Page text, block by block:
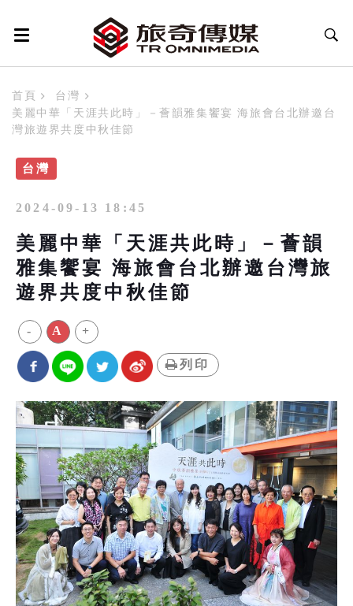
首頁
台灣
美麗中華「天涯共此時」－薈韻雅集饗宴 海旅會台北辦邀台
灣旅遊界共度中秋佳節
台灣
2024-09-13 18:45
美麗中華「天涯共此時」－薈韻
雅集饗宴 海旅會台北辦邀台灣旅
遊界共度中秋佳節
- A +
列印